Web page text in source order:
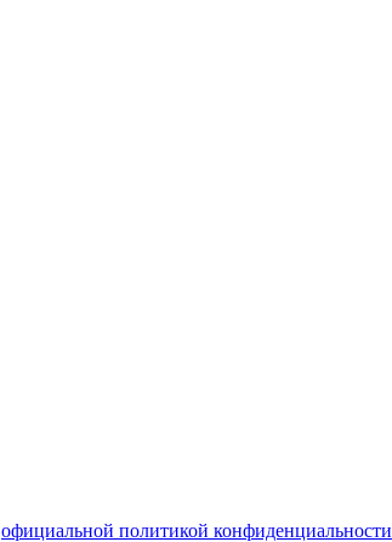
официальной политикой конфиденциальности